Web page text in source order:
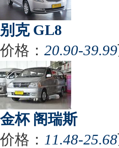
别克 GL8
价格： 20.90-39.99
金杯 阁瑞斯
价格： 11.48-25.68